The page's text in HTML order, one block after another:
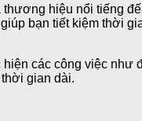
hiệu nổi tiếng
bạn tiết kiệm thời
các công việc như
gian dài.